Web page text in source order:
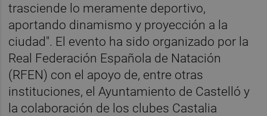
trasciende lo meramente deportivo,
aportando dinamismo y proyección a la
ciudad". El evento ha sido organizado por la
Real Federación Española de Natación
(RFEN) con el apoyo de, entre otras
instituciones, el Ayuntamiento de Castelló y
la colaboración de los clubes Castalia